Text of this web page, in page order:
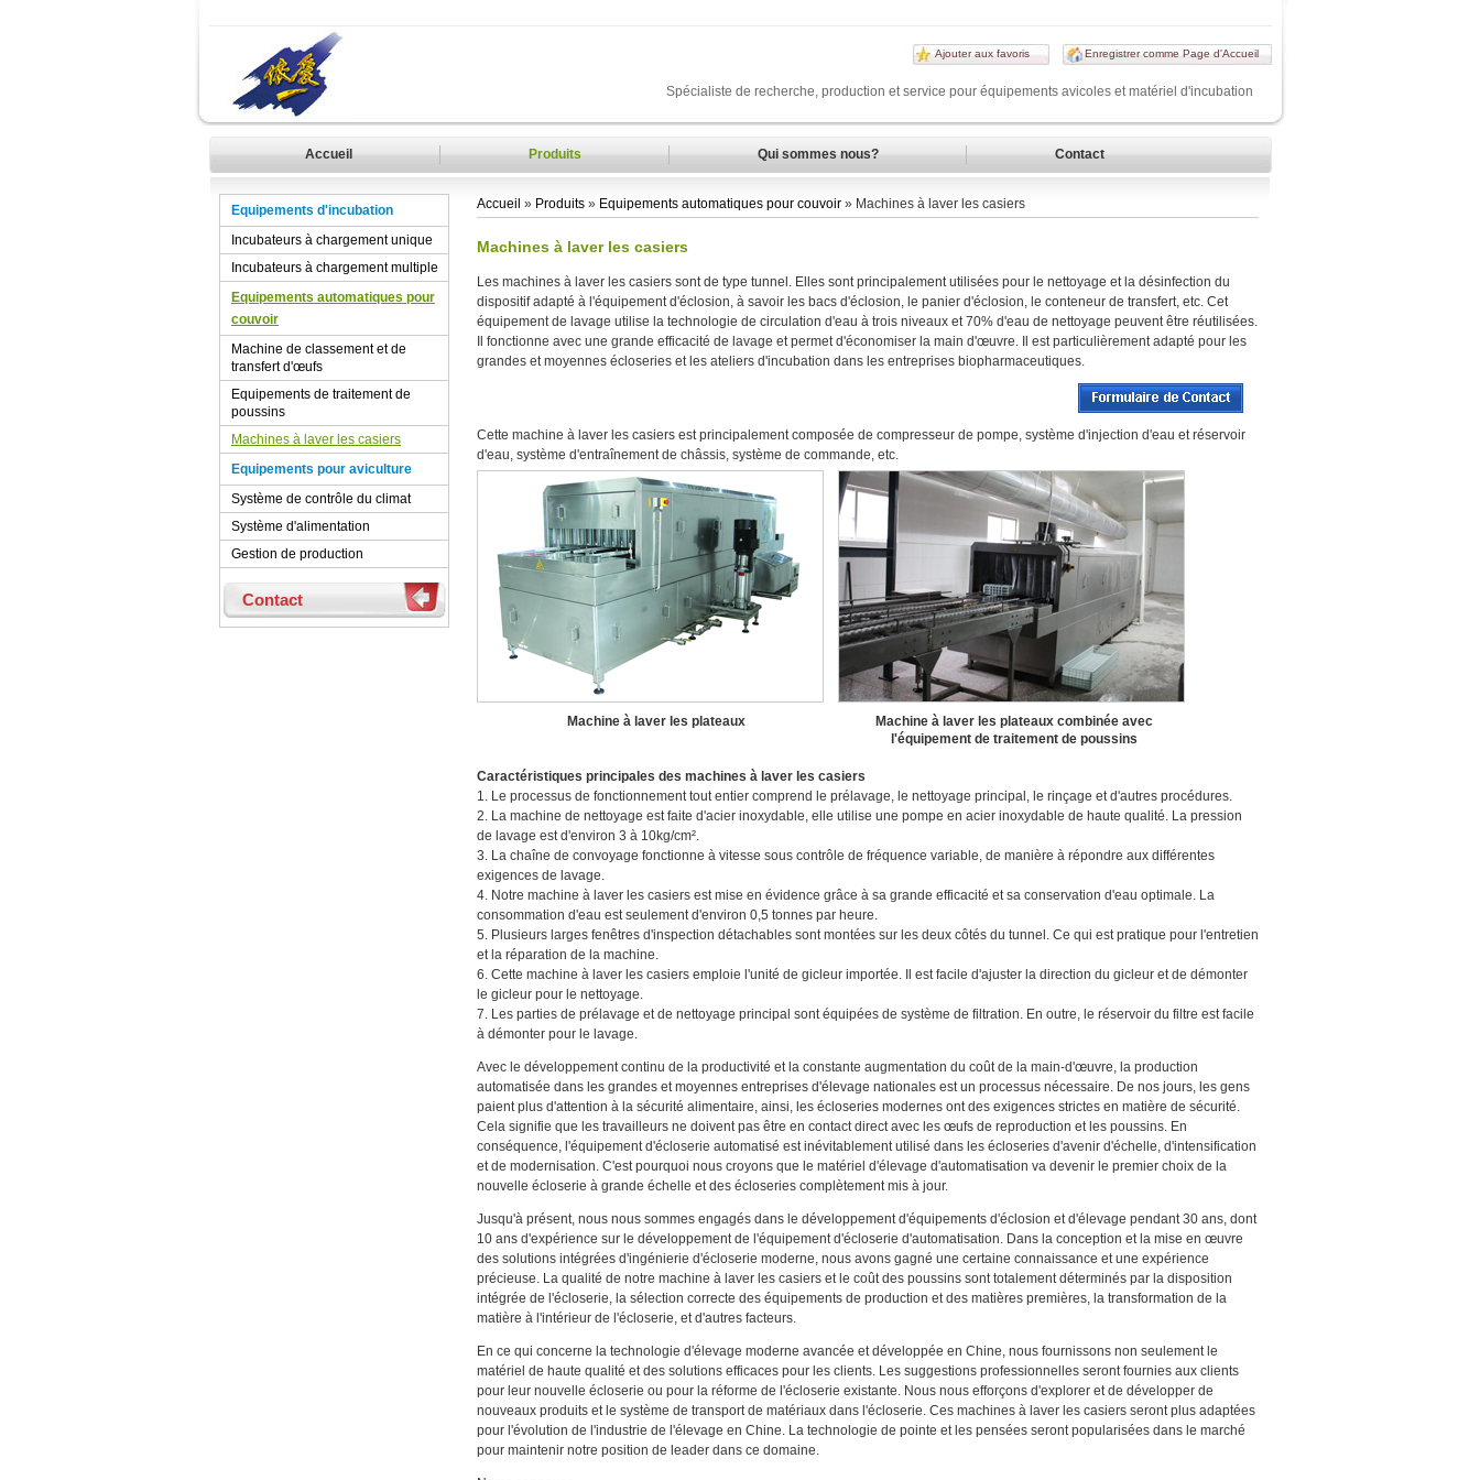
Ajouter aux favoris Enregistrer comme Page d'Accueil
Spécialiste de recherche, production et service pour équipements avicoles et matériel d'incubation
Accueil Produits Qui sommes nous? Contact
Equipements d'incubation
Incubateurs à chargement unique
Incubateurs à chargement multiple
Equipements automatiques pour
couvoir
Machine de classement et de
transfert d'œufs
Equipements de traitement de
poussins
Machines à laver les casiers
Equipements pour aviculture
Système de contrôle du climat
Système d'alimentation
Gestion de production
Contact
Accueil » Produits » Equipements automatiques pour couvoir » Machines à laver les casiers
Machines à laver les casiers
Les machines à laver les casiers sont de type tunnel. Elles sont principalement utilisées pour le nettoyage et la désinfection du
dispositif adapté à l'équipement d'éclosion, à savoir les bacs d'éclosion, le panier d'éclosion, le conteneur de transfert, etc. Cet
équipement de lavage utilise la technologie de circulation d'eau à trois niveaux et 70% d'eau de nettoyage peuvent être réutilisées.
Il fonctionne avec une grande efficacité de lavage et permet d'économiser la main d'œuvre. Il est particulièrement adapté pour les
grandes et moyennes écloseries et les ateliers d'incubation dans les entreprises biopharmaceutiques.
Cette machine à laver les casiers est principalement composée de compresseur de pompe, système d'injection d'eau et réservoir
d'eau, système d'entraînement de châssis, système de commande, etc.
Machine à laver les plateaux
Machine à laver les plateaux combinée avec
l'équipement de traitement de poussins
Caractéristiques principales des machines à laver les casiers
1. Le processus de fonctionnement tout entier comprend le prélavage, le nettoyage principal, le rinçage et d'autres procédures.
2. La machine de nettoyage est faite d'acier inoxydable, elle utilise une pompe en acier inoxydable de haute qualité. La pression
de lavage est d'environ 3 à 10kg/cm².
3. La chaîne de convoyage fonctionne à vitesse sous contrôle de fréquence variable, de manière à répondre aux différentes
exigences de lavage.
4. Notre machine à laver les casiers est mise en évidence grâce à sa grande efficacité et sa conservation d'eau optimale. La
consommation d'eau est seulement d'environ 0,5 tonnes par heure.
5. Plusieurs larges fenêtres d'inspection détachables sont montées sur les deux côtés du tunnel. Ce qui est pratique pour l'entretien
et la réparation de la machine.
6. Cette machine à laver les casiers emploie l'unité de gicleur importée. Il est facile d'ajuster la direction du gicleur et de démonter
le gicleur pour le nettoyage.
7. Les parties de prélavage et de nettoyage principal sont équipées de système de filtration. En outre, le réservoir du filtre est facile
à démonter pour le lavage.
Avec le développement continu de la productivité et la constante augmentation du coût de la main-d'œuvre, la production
automatisée dans les grandes et moyennes entreprises d'élevage nationales est un processus nécessaire. De nos jours, les gens
paient plus d'attention à la sécurité alimentaire, ainsi, les écloseries modernes ont des exigences strictes en matière de sécurité.
Cela signifie que les travailleurs ne doivent pas être en contact direct avec les œufs de reproduction et les poussins. En
conséquence, l'équipement d'écloserie automatisé est inévitablement utilisé dans les écloseries d'avenir d'échelle, d'intensification
et de modernisation. C'est pourquoi nous croyons que le matériel d'élevage d'automatisation va devenir le premier choix de la
nouvelle écloserie à grande échelle et des écloseries complètement mis à jour.
Jusqu'à présent, nous nous sommes engagés dans le développement d'équipements d'éclosion et d'élevage pendant 30 ans, dont
10 ans d'expérience sur le développement de l'équipement d'écloserie d'automatisation. Dans la conception et la mise en œuvre
des solutions intégrées d'ingénierie d'écloserie moderne, nous avons gagné une certaine connaissance et une expérience
précieuse. La qualité de notre machine à laver les casiers et le coût des poussins sont totalement déterminés par la disposition
intégrée de l'écloserie, la sélection correcte des équipements de production et des matières premières, la transformation de la
matière à l'intérieur de l'écloserie, et d'autres facteurs.
En ce qui concerne la technologie d'élevage moderne avancée et développée en Chine, nous fournissons non seulement le
matériel de haute qualité et des solutions efficaces pour les clients. Les suggestions professionnelles seront fournies aux clients
pour leur nouvelle écloserie ou pour la réforme de l'écloserie existante. Nous nous efforçons d'explorer et de développer de
nouveaux produits et le système de transport de matériaux dans l'écloserie. Ces machines à laver les casiers seront plus adaptées
pour l'évolution de l'industrie de l'élevage en Chine. La technologie de pointe et les pensées seront popularisées dans le marché
pour maintenir notre position de leader dans ce domaine.